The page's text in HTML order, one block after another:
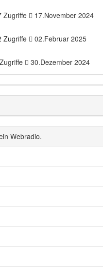
Zugriffe
17.November 2024
Zugriffe
02.Februar 2025
30.Dezember 2024
Webradio.